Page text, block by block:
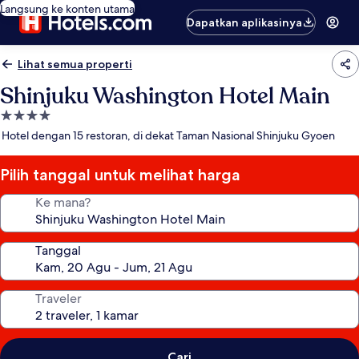
Langsung ke konten utama
Dapatkan aplikasinya
Lihat semua properti
Shinjuku Washington Hotel Main
Properti
bintang
Hotel dengan 15 restoran, di dekat Taman Nasional Shinjuku Gyoen
Pilih tanggal untuk melihat harga
Ke mana?
Tanggal
Traveler